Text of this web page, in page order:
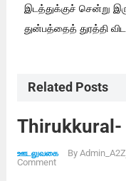
இடத்துக்குச் சென்று
துன்பத்தைத் துரத்தி விட
Related Posts
Thirukkural-
ஊடலுவகை By
Comment